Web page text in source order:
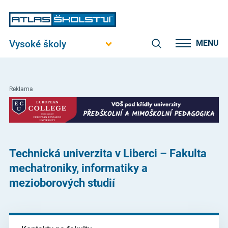
Vysoké školy MENU
Reklama
Technická univerzita v Liberci – Fakulta
mechatroniky, informatiky a
mezioborových studií